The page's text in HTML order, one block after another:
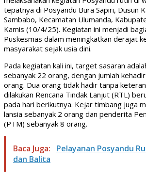
tepatnya di Posyandu Bura Sapiri, Dusun
Sambabo, Kecamatan Ulumanda,
Kamis (10/4/25). Kegiatan ini menjadi
Puskesmas dalam meningkatkan derajat
masyarakat sejak usia dini.
Pada kegiatan kali ini, target sasaran
sebanyak 22 orang, dengan jumlah
orang. Dua orang tidak hadir tanpa
dilakukan Rencana Tindak Lanjut (RTL)
pada hari berikutnya. Kejar timbang juga
lansia sebanyak 2 orang dan penderita
(PTM) sebanyak 8 orang.
Baca Juga:
Pelayanan Posyandu
dan Balita